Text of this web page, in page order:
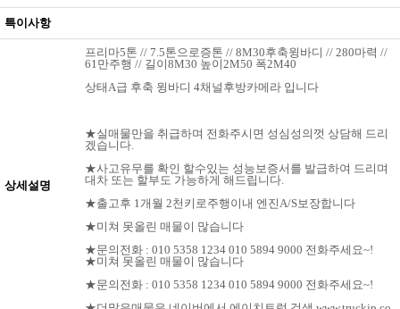
특이사항
상세설명
프리마5톤 // 7.5톤으로증톤 // 8M30후축윙바디 // 280마력 //
61만주행 // 길이8M30 높이2M50 폭2M40
상태A급 후축 윙바디 4채널후방카메라 입니다
★실매물만을 취급하며 전화주시면 성심성의껏 상담해 드리
겠습니다.
★사고유무를 확인 할수있는 성능보증서를 발급하여 드리며
대차 또는 할부도 가능하게 해드립니다.
★출고후 1개월 2천키로주행이내 엔진A/S보장합니다
★미쳐 못올린 매물이 많습니다
★문의전화 : 010 5358 1234 010 5894 9000 전화주세요~!
★미쳐 못올린 매물이 많습니다
★문의전화 : 010 5358 1234 010 5894 9000 전화주세요~!